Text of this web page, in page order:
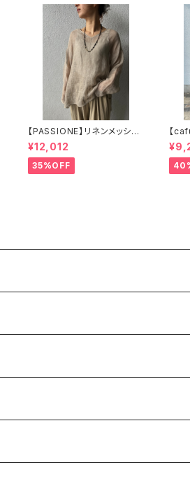
【PASSIONE】リネンメッシュ
プルオーバー
¥12,012
35%OFF
【
ージ